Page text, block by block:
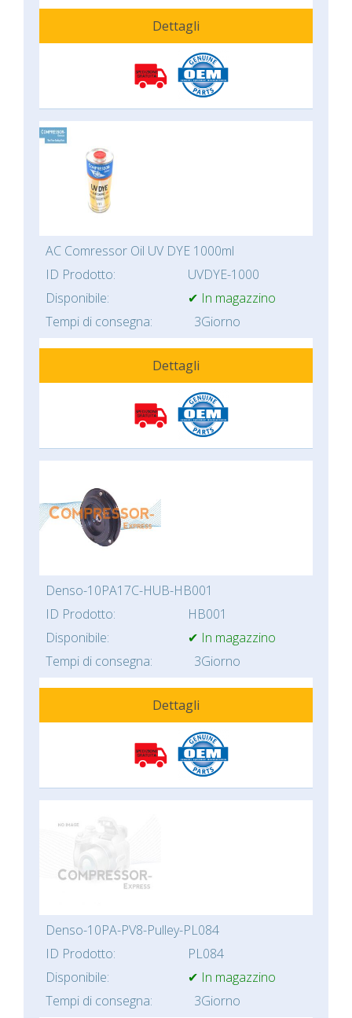
Dettagli
AC Comressor Oil UV DYE 1000ml
ID Prodotto:
UVDYE-1000
Disponibile:
✔ In magazzino
Tempi di consegna:
3Giorno
Dettagli
Denso-10PA17C-HUB-HB001
ID Prodotto:
HB001
Disponibile:
✔ In magazzino
Tempi di consegna:
3Giorno
Dettagli
Denso-10PA-PV8-Pulley-PL084
ID Prodotto:
PL084
Disponibile:
✔ In magazzino
Tempi di consegna:
3Giorno